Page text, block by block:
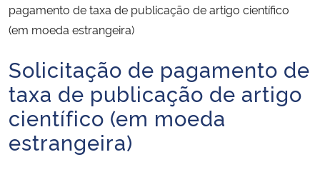
Ministério da Economia
Ministério da Infraestrutura
Ministério da Agricultura, Pecuária e Abastecimento
Ministério da Educação
pagamento de taxa de publicação de artigo científico
(em moeda estrangeira)
Início do conteúdo
Solicitação de pagamento de
taxa de publicação de artigo
científico (em moeda
estrangeira)